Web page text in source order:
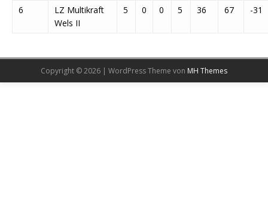
6
LZ Multikraft
Wels II
5 0 0 5 36 67 -31
Copyright © 2026 | WordPress Theme von MH Themes